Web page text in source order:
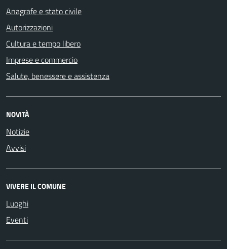
Anagrafe e stato civile
Autorizzazioni
Cultura e tempo libero
Imprese e commercio
Salute, benessere e assistenza
NOVITÀ
Notizie
Avvisi
VIVERE IL COMUNE
Luoghi
Eventi